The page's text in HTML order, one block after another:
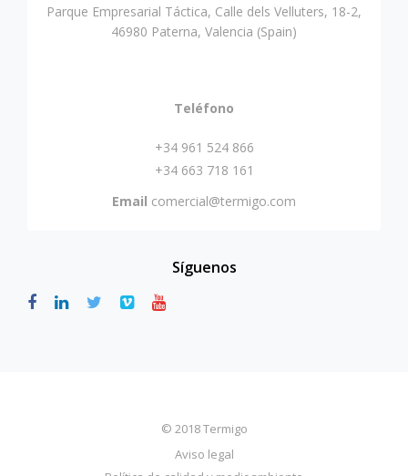
Parque Empresarial Táctica, Calle dels Velluters, 18-2,
46980 Paterna, Valencia (Spain)
Teléfono
+34 961 524 866
+34 663 718 161
Email comercial@termigo.com
Síguenos
© 2018 Termigo
Aviso legal